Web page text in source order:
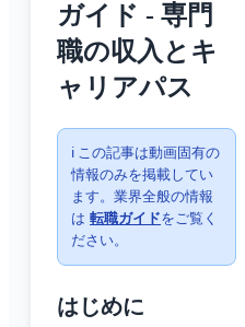
ガイド - 専門
職の収入とキ
ャリアパス
ℹ️ この記事は動画固有の
情報のみを掲載してい
ます。業界全般の情報
は 転職ガイドをご覧く
ださい。
はじめに